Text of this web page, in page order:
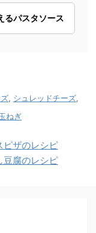
るパスタソース
, シュレッドチーズ,
ねぎ
ピザのレシピ
豆腐のレシピ